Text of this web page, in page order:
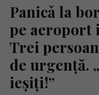
Panicǎ la
pe aeroport
Trei
de urgență.
ieșiți!”